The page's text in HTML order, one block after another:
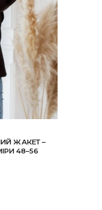
ЖАКЕТ –
48–56